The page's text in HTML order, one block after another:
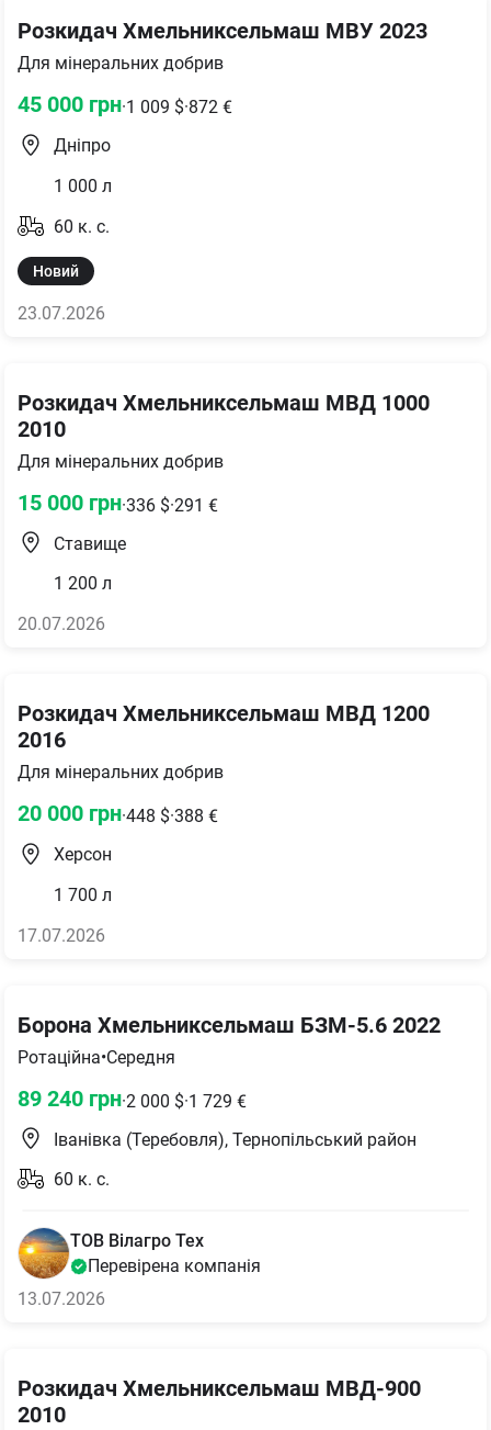
Розкидач Хмельниксельмаш МВУ 2023
Для мінеральних добрив
45 000 грн·1 009 $·872 €
Дніпро
1 000 л
60 к. с.
Новий
23.07.2026
Розкидач Хмельниксельмаш МВД 1000
2010
Для мінеральних добрив
15 000 грн·336 $·291 €
Ставище
1 200 л
20.07.2026
Розкидач Хмельниксельмаш МВД 1200
2016
Для мінеральних добрив
20 000 грн·448 $·388 €
Херсон
1 700 л
17.07.2026
Борона Хмельниксельмаш БЗМ-5.6 2022
Ротаційна•Середня
89 240 грн·2 000 $·1 729 €
Іванівка (Теребовля), Тернопільський район
60 к. с.
ТОВ Вілагро Тех
Перевірена компанія
13.07.2026
Розкидач Хмельниксельмаш МВД-900
2010